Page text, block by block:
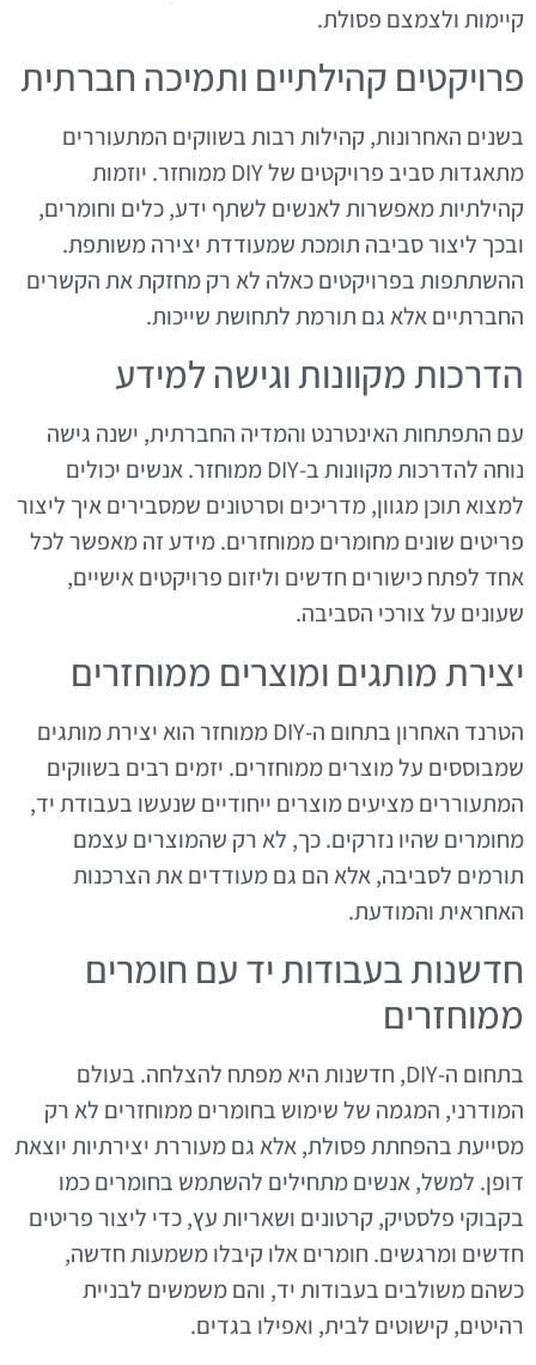
קיימות ולצמצם פסולת.
פרויקטים קהילתיים ותמיכה חברתית
בשנים האחרונות, קהילות רבות בשווקים המתעוררים
מתאגדות סביב פרויקטים של DIY ממוחזר. יוזמות
קהילתיות מאפשרות לאנשים לשתף ידע, כלים וחומרים,
ובכך ליצור סביבה תומכת שמעודדת יצירה משותפת.
ההשתתפות בפרויקטים כאלה לא רק מחזקת את הקשרים
החברתיים אלא גם תורמת לתחושת שייכות.
הדרכות מקוונות וגישה למידע
עם התפתחות האינטרנט והמדיה החברתית, ישנה גישה
נוחה להדרכות מקוונות ב-DIY ממוחזר. אנשים יכולים
למצוא תוכן מגוון, מדריכים וסרטונים שמסבירים איך ליצור
פריטים שונים מחומרים ממוחזרים. מידע זה מאפשר לכל
אחד לפתח כישורים חדשים וליזום פרויקטים אישיים,
שעונים על צורכי הסביבה.
יצירת מותגים ומוצרים ממוחזרים
הטרנד האחרון בתחום ה-DIY ממוחזר הוא יצירת מותגים
שמבוססים על מוצרים ממוחזרים. יזמים רבים בשווקים
המתעוררים מציעים מוצרים ייחודיים שנעשו בעבודת יד,
מחומרים שהיו נזרקים. כך, לא רק שהמוצרים עצמם
תורמים לסביבה, אלא הם גם מעודדים את הצרכנות
האחראית והמודעת.
חדשנות בעבודות יד עם חומרים
ממוחזרים
בתחום ה-DIY, חדשנות היא מפתח להצלחה. בעולם
המודרני, המגמה של שימוש בחומרים ממוחזרים לא רק
מסייעת בהפחתת פסולת, אלא גם מעוררת יצירתיות יוצאת
דופן. למשל, אנשים מתחילים להשתמש בחומרים כמו
בקבוקי פלסטיק, קרטונים ושאריות עץ, כדי ליצור פריטים
חדשים ומרגשים. חומרים אלו קיבלו משמעות חדשה,
כשהם משולבים בעבודות יד, והם משמשים לבניית
רהיטים, קישוטים לבית, ואפילו בגדים.